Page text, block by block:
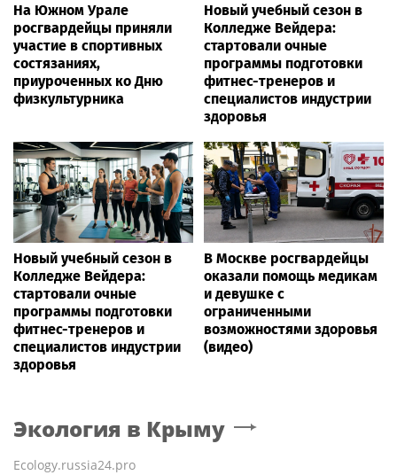
На Южном Урале
росгвардейцы приняли
участие в спортивных
состязаниях,
приуроченных ко Дню
физкультурника
Новый учебный сезон в
Колледже Вейдера:
стартовали очные
программы подготовки
фитнес-тренеров и
специалистов индустрии
здоровья
Новый учебный сезон в
Колледже Вейдера:
стартовали очные
программы подготовки
фитнес-тренеров и
специалистов индустрии
здоровья
В Москве росгвардейцы
оказали помощь медикам
и девушке с
ограниченными
возможностями здоровья
(видео)
Экология в Крыму
Ecology.russia24.pro